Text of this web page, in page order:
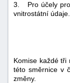
3. Pro účely
vnitrostátní údaje.
Komise každé
této směrnice v
změny.